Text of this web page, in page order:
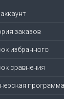
заказов
избранного
сравнения
программа